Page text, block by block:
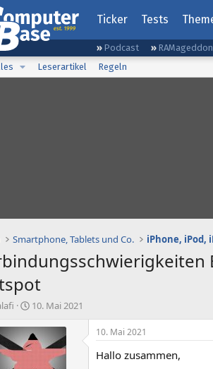
Ticker Tests
Podcast RAMageddon
Leserartikel Regeln
Smartphone, Tablets und Co. iPhone, iPod,
E
s
t
10. Mai 2021
10. Mai 2021
Hallo zusammen,